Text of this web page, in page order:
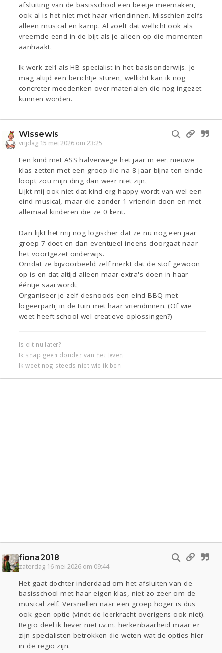
afsluiting van de basisschool een beetje meemaken,
ook al is het niet met haar vriendinnen. Misschien zelfs
alleen musical en kamp. Al voelt dat wellicht ook als
vreemde eend in de bijt als je alleen op die momenten
aanhaakt.
Ik werk zelf als HB-specialist in het basisonderwijs. Je
mag altijd een berichtje sturen, wellicht kan ik nog
concreter meedenken over materialen die nog ingezet
kunnen worden.
Wissewis
vrijdag 15 mei 2026 om 23:25
Een kind met ASS halverwege het jaar in een nieuwe
klas zetten met een groep die na 8 jaar bijna ten einde
loopt zou mijn ding dan weer niet zijn.
Lijkt mij ook niet dat kind erg happy wordt van wel een
eind-musical, maar die zonder 1 vriendin doen en met
allemaal kinderen die ze 0 kent.
Dan lijkt het mij nog logischer dat ze nu nog een jaar
groep 7 doet en dan eventueel ineens doorgaat naar
het voortgezet onderwijs.
Omdat ze bijvoorbeeld zelf merkt dat de stof gewoon
op is en dat altijd alleen maar extra's doen in haar
ééntje saai wordt.
Organiseer je zelf desnoods een eind-BBQ met
logeerpartij in de tuin met haar vriendinnen. (Of wie
weet heeft school wel creatieve oplossingen?)
Is dit nu later?
Ik snap geen donder van het leven
Ik weet nog steeds niet wie ik ben
fiona2018
zaterdag 16 mei 2026 om 09:44
Het gaat dochter inderdaad om het afsluiten van de
basisschool met haar eigen klas, niet zo zeer om de
musical zelf. Versnellen naar een groep hoger is dus
ook geen optie (vindt de leerkracht overigens ook niet).
Regio deel ik liever niet i.v.m. herkenbaarheid maar er
zijn specialisten betrokken die weten wat de opties hier
in de regio zijn.